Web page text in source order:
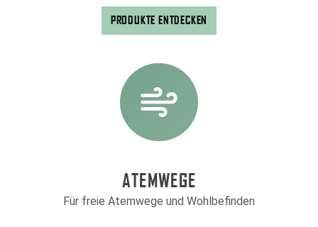
PRODUKTE ENTDECKEN
ATEMWEGE
Für freie Atemwege und Wohlbefinden